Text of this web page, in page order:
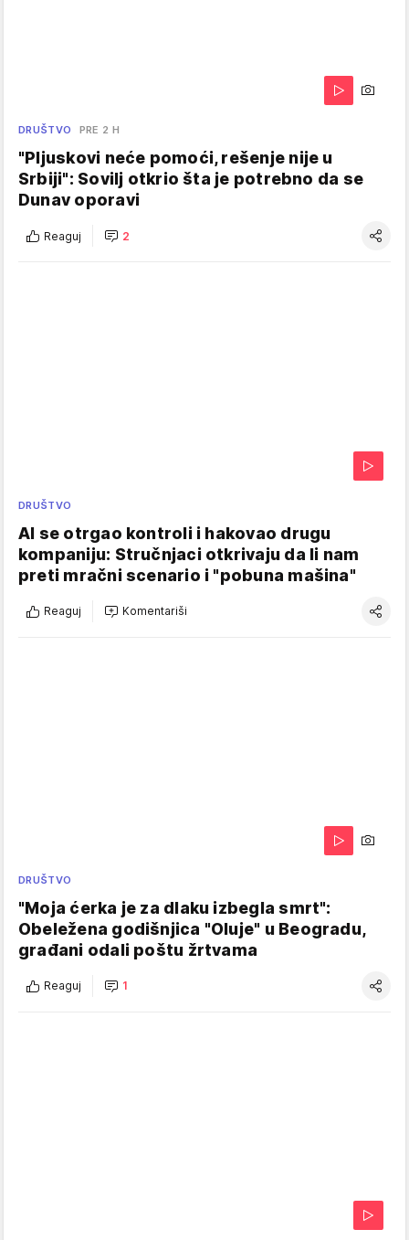
DRUŠTVO PRE 2 H
"Pljuskovi neće pomoći, rešenje nije u
Srbiji": Sovilj otkrio šta je potrebno da se
Dunav oporavi
Reaguj 2
DRUŠTVO
AI se otrgao kontroli i hakovao drugu
kompaniju: Stručnjaci otkrivaju da li nam
preti mračni scenario i "pobuna mašina"
Reaguj Komentariši
DRUŠTVO
"Moja ćerka je za dlaku izbegla smrt":
Obeležena godišnjica "Oluje" u Beogradu,
građani odali poštu žrtvama
Reaguj 1